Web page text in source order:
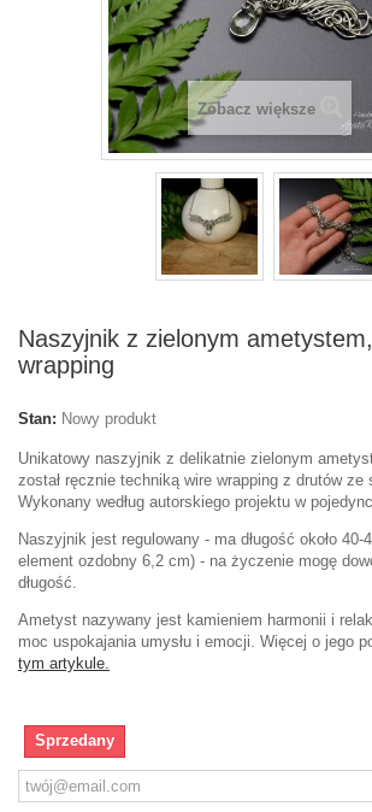
Zobacz większe
Naszyjnik z zielonym
wrapping
Stan: Nowy produkt
Unikatowy naszyjnik z delikatnie zielonym
został ręcznie techniką wire wrapping z drutów ze
Wykonany według autorskiego projektu w
Naszyjnik jest regulowany - ma długość około 40-
element ozdobny 6,2 cm) - na życzenie mogę
długość.
Ametyst nazywany jest kamieniem harmonii i
moc uspokajania umysłu i emocji. Więcej o jego
tym artykule.
Sprzedany